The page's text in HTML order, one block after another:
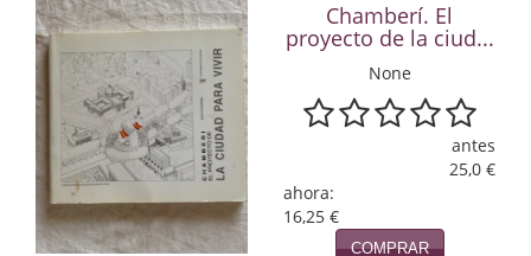
Matemáticas
Medicina
Música
Naturaleza
Novela Extranjera
Chamberí. El
proyecto de la ciud...
None
antes
25,0 €
ahora:
16,25 €
COMPRAR